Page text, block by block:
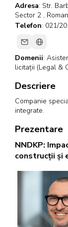
Adresa: Str.
Sector 2 ,
Telefon: 021/
Domenii:
licitații (Legal &
Descriere
Companie
integrate.
Prezentare
NNDKP:
construcții și